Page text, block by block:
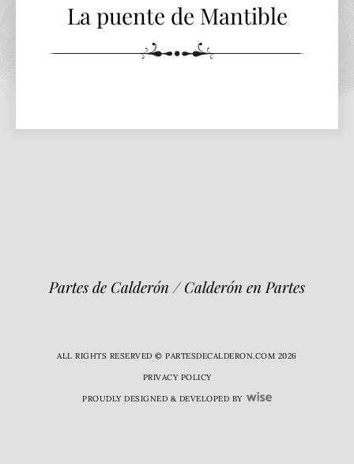
La puente de Mantible
Partes de Calderón / Calderón en Partes
ALL RIGHTS RESERVED © PARTESDECALDERON.COM 2026
PRIVACY POLICY
PROUDLY DESIGNED & DEVELOPED BY